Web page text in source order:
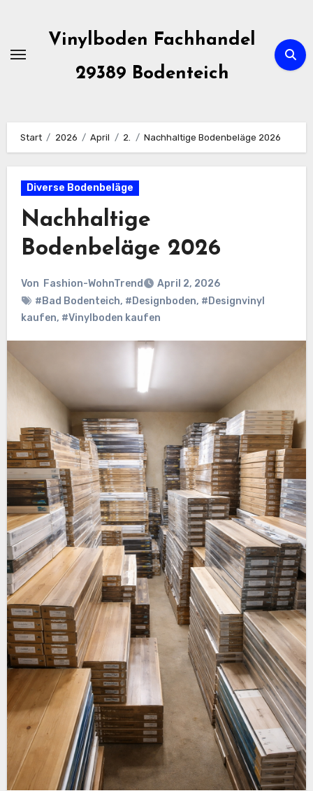
springen
Vinylboden Fachhandel
29389 Bodenteich
Start 2026 April 2. Nachhaltige Bodenbeläge 2026
Diverse Bodenbeläge
Nachhaltige
Bodenbeläge 2026
Von Fashion-WohnTrend
April 2, 2026
#Bad Bodenteich, #Designboden, #Designvinyl
kaufen, #Vinylboden kaufen